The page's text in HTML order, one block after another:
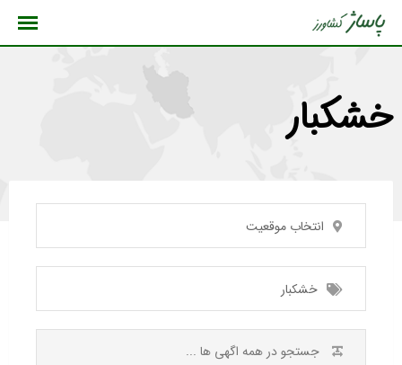
خشکبار
انتخاب موقعیت
خشکبار